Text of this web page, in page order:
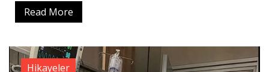
Read More
Hikayeler